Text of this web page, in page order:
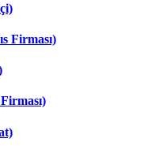
Firması)